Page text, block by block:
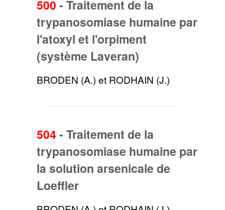
500 -Traitement de la
trypanosomiase humaine par
l'atoxyl et l'orpiment
(système Laveran)
BRODEN (A.) et RODHAIN (J.)
504 -Traitement de la
trypanosomiase humaine par
la solution arsenicale de
Loeffler